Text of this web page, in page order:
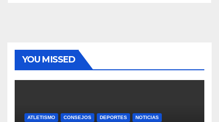
YOU MISSED
ATLETISMO CONSEJOS DEPORTES NOTICIAS